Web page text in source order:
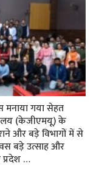
मनाया गया सेहत
(केजीएमयू) के
और बड़े विभागों में से
बड़े उत्साह और
प्रदेश …